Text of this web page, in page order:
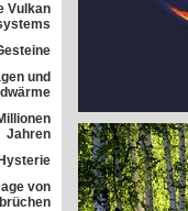
Vulkan
und
Jahren
von